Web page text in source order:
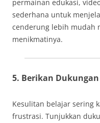
permainan edukasi,
sederhana untuk
cenderung lebih mudah
menikmatinya.
5. Berikan
Kesulitan belajar sering
frustrasi. Tunjukkan